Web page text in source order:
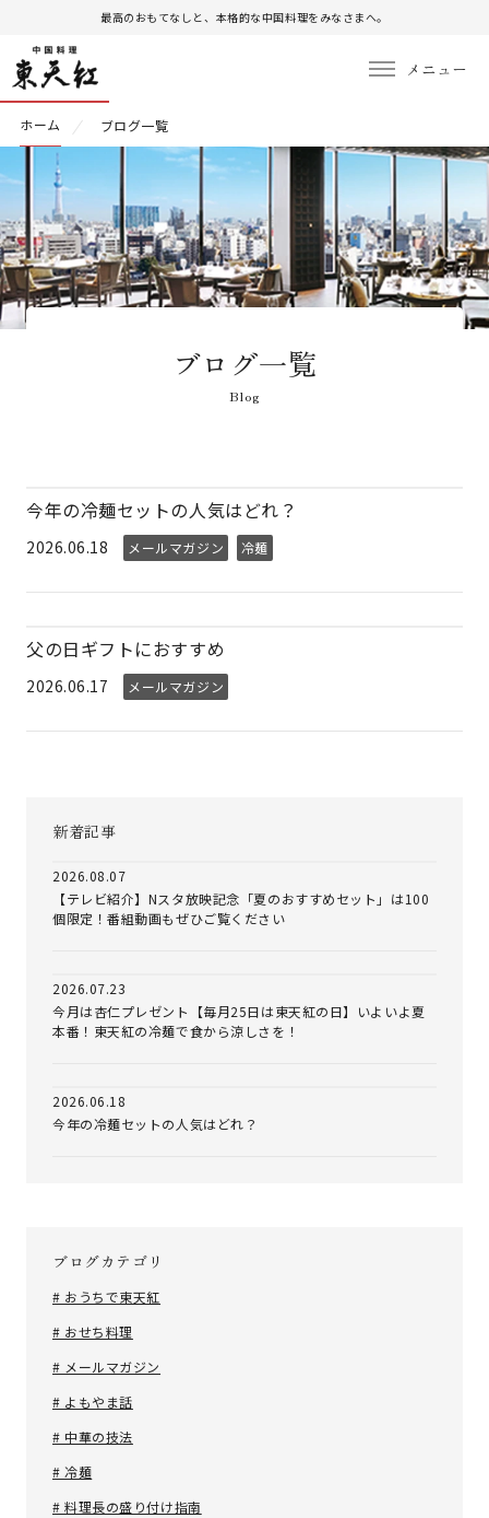
最高のおもてなしと、本格的な中国料理をみなさまへ。
ホーム ブログ一覧
ブログ一覧
Blog
今年の冷麺セットの人気はどれ？
2026.06.18 メールマガジン 冷麺
父の日ギフトにおすすめ
2026.06.17 メールマガジン
新着記事
2026.08.07
【テレビ紹介】Nスタ放映記念「夏のおすすめセット」は100
個限定！番組動画もぜひご覧ください
2026.07.23
今月は杏仁プレゼント【毎月25日は東天紅の日】いよいよ夏
本番！東天紅の冷麺で食から涼しさを！
2026.06.18
今年の冷麺セットの人気はどれ？
ブログカテゴリ
# おうちで東天紅
# おせち料理
# メールマガジン
# よもやま話
# 中華の技法
# 冷麺
# 料理長の盛り付け指南